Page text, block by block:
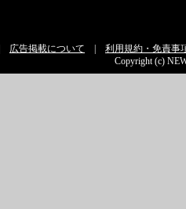
広告掲載について
利用規約・免責事
Copyright (c)